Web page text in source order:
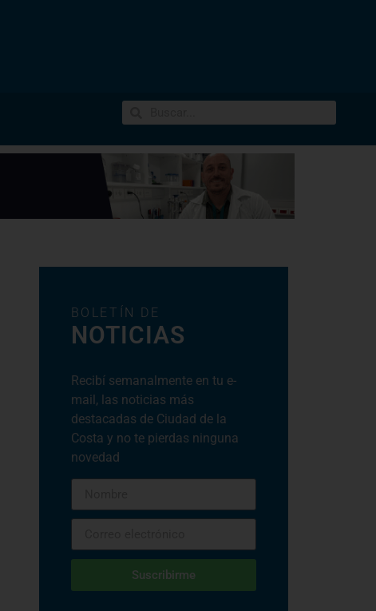
BOLETÍN DE
NOTICIAS
Recibí semanalmente en tu e-
mail, las noticias más
destacadas de Ciudad de la
Costa y no te pierdas ninguna
novedad
Suscribirme